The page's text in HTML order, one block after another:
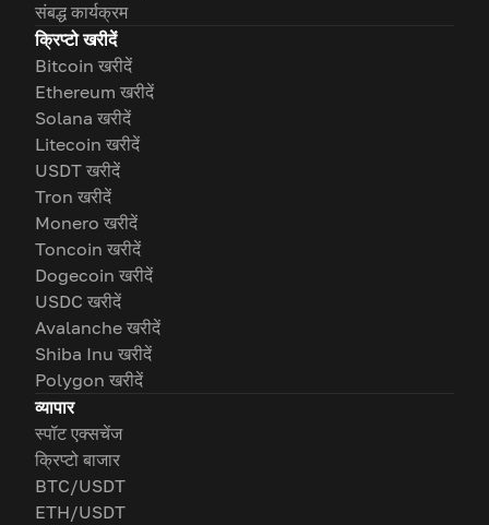
संबद्ध कार्यक्रम
क्रिप्टो खरीदें
Bitcoin खरीदें
Ethereum खरीदें
Solana खरीदें
Litecoin खरीदें
USDT खरीदें
Tron खरीदें
Monero खरीदें
Toncoin खरीदें
Dogecoin खरीदें
USDC खरीदें
Avalanche खरीदें
Shiba Inu खरीदें
Polygon खरीदें
व्यापार
स्पॉट एक्सचेंज
क्रिप्टो बाजार
BTC/USDT
ETH/USDT